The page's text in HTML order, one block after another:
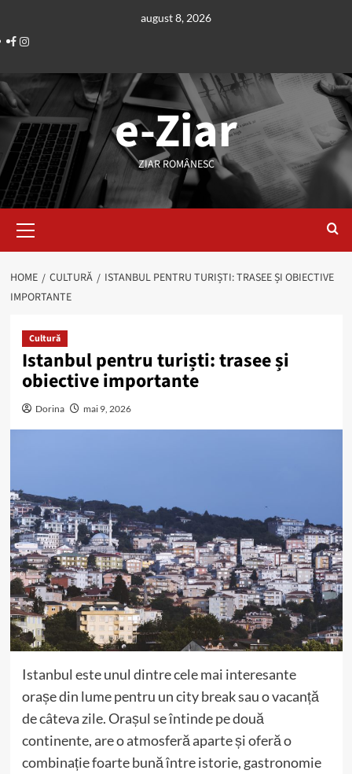
content
august 8, 2026
Facebook
Instagram
e-Ziar
ZIAR ROMÂNESC
Menu
HOME CULTURĂ
ISTANBUL PENTRU TURIȘTI: TRASEE ȘI OBIECTIVE
IMPORTANTE
Cultură
Istanbul pentru turiști: trasee și
obiective importante
Dorina mai 9, 2026
Istanbul este unul dintre cele mai interesante
orașe din lume pentru un city break sau o vacanță
de câteva zile. Orașul se întinde pe două
continente, are o atmosferă aparte și oferă o
combinație foarte bună între istorie, gastronomie